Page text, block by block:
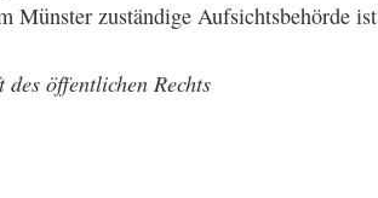
zuständige Aufsichtsbehörde ist
öffentlichen Rechts